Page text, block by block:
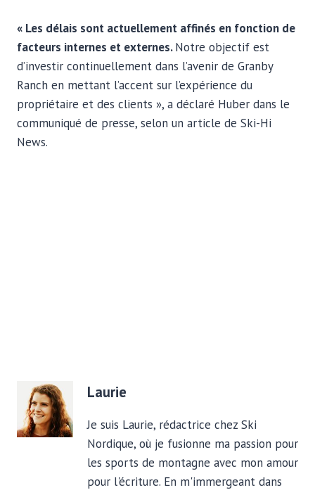
« Les délais sont actuellement affinés en fonction de
facteurs internes et externes.Notre objectif est
d’investir continuellement dans l’avenir de Granby
Ranch en mettant l’accent sur l’expérience du
propriétaire et des clients », a déclaré Huber dans le
communiqué de presse, selon un article de Ski-Hi
News.
Laurie
Je suis Laurie, rédactrice chez Ski
Nordique, où je fusionne ma passion pour
les sports de montagne avec mon amour
pour l'écriture. En m'immergeant dans